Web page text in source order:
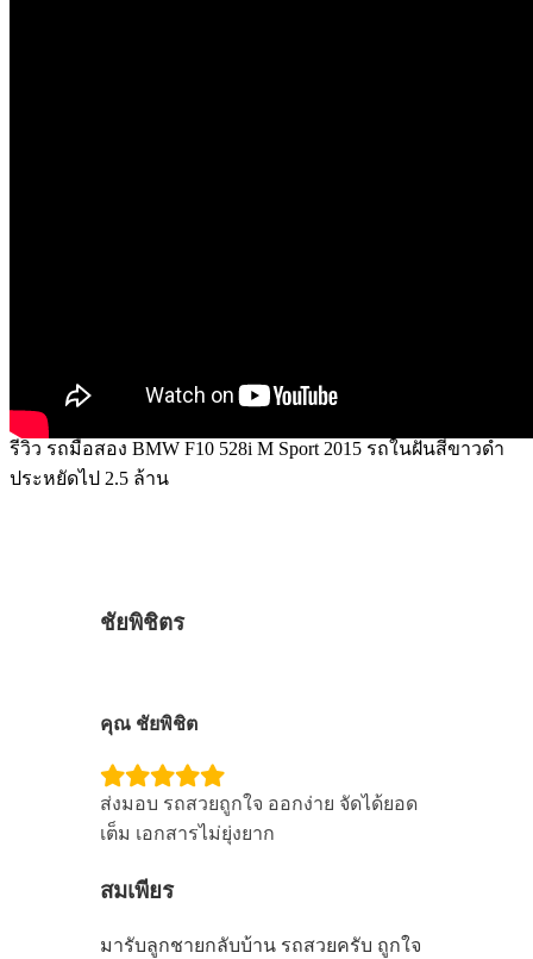
รีวิว รถมือสอง BMW F10 528i M Sport 2015 รถในฝันสีขาวดำ
ประหยัดไป 2.5 ล้าน
ชัยพิชิตร
คุณ ชัยพิชิต
ส่งมอบ รถสวยถูกใจ ออกง่าย จัดได้ยอด
เต็ม เอกสารไม่ยุ่งยาก
สมเพียร
มารับลูกชายกลับบ้าน รถสวยครับ ถูกใจ